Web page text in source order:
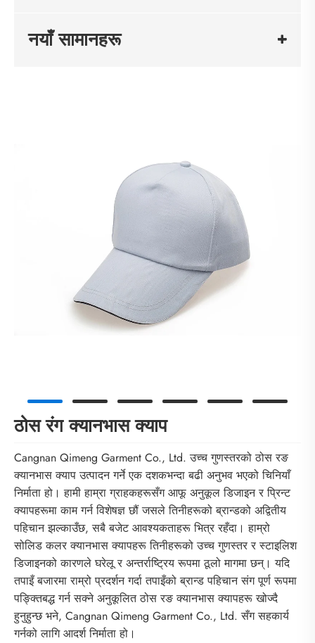
नयाँ सामानहरू
ठोस रंग क्यानभास क्याप
Cangnan Qimeng Garment Co., Ltd. उच्च गुणस्तरको ठोस रङ
क्यानभास क्याप उत्पादन गर्ने एक दशकभन्दा बढी अनुभव भएको चिनियाँ
निर्माता हो। हामी हाम्रा ग्राहकहरूसँग आफू अनुकूल डिजाइन र प्रिन्ट
क्यापहरूमा काम गर्न विशेषज्ञ छौं जसले तिनीहरूको ब्रान्डको अद्वितीय
पहिचान झल्काउँछ, सबै बजेट आवश्यकताहरू भित्र रहँदा। हाम्रो
सोलिड कलर क्यानभास क्यापहरू तिनीहरूको उच्च गुणस्तर र स्टाइलिश
डिजाइनको कारणले घरेलू र अन्तर्राष्ट्रिय रूपमा ठूलो मागमा छन्। यदि
तपाइँ बजारमा राम्रो प्रदर्शन गर्दा तपाइँको ब्रान्ड पहिचान संग पूर्ण रूपमा
पङ्क्तिबद्ध गर्न सक्ने अनुकूलित ठोस रङ क्यानभास क्यापहरू खोज्दै
हुनुहुन्छ भने, Cangnan Qimeng Garment Co., Ltd. सँग सहकार्य
गर्नको लागि आदर्श निर्माता हो।